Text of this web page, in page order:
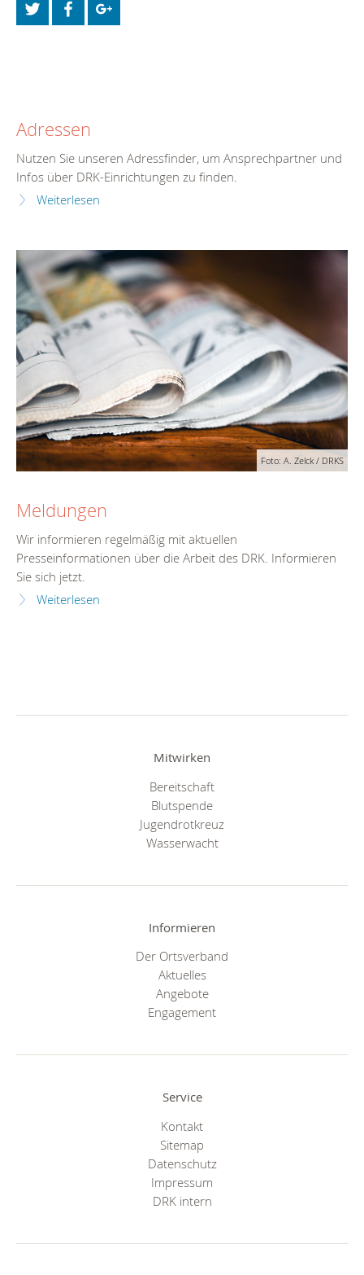
Adressen
Nutzen Sie unseren Adressfinder, um Ansprechpartner und
Infos über DRK-Einrichtungen zu finden.
Weiterlesen
Foto: A. Zelck / DRKS
Meldungen
Wir informieren regelmäßig mit aktuellen
Presseinformationen über die Arbeit des DRK. Informieren
Sie sich jetzt.
Weiterlesen
Mitwirken
Bereitschaft
Blutspende
Jugendrotkreuz
Wasserwacht
Informieren
Der Ortsverband
Aktuelles
Angebote
Engagement
Service
Kontakt
Sitemap
Datenschutz
Impressum
DRK intern